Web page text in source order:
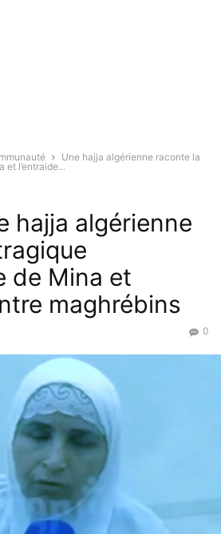
Une hajja algérienne raconte la
et l’entraide...
hajja algérienne
de Mina et
maghrébins
0